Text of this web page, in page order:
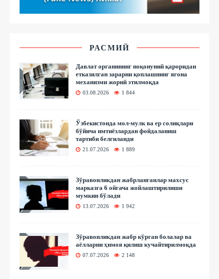
РАСМИЙ
Давлат органининг ноқонуний қароридан
етказилган зарарни қоплашнинг ягона
механизми жорий этилмоқда
03.08.2026 1 844
Ўзбекистонда мол-мулк ва ер солиқлари
бўйича имтиёзлардан фойдаланиш
тартиби белгиланди
21.07.2026 1 889
Зўравонликдан жабрланганлар махсус
марказга 6 ойгача жойлаштирилиши
мумкин бўлади
13.07.2026 1 942
Зўравонликдан жабр кўрган болалар ва
аёлларни ҳимоя қилиш кучайтирилмоқда
07.07.2026 2 148